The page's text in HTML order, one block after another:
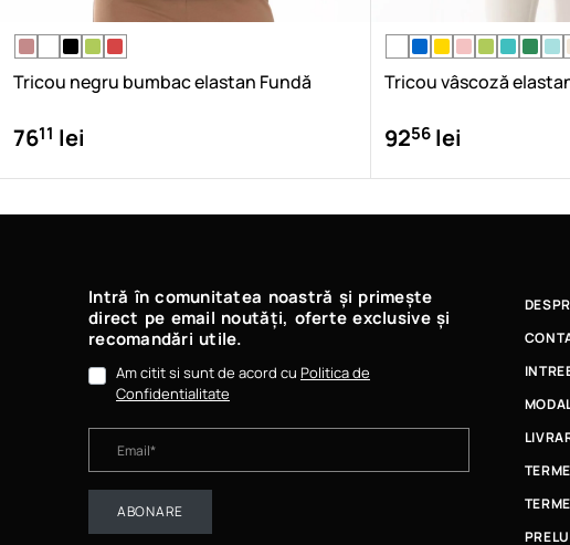
Tricou negru bumbac elastan Fundă
7611 lei
Tricou vâscoză
9256lei
Intră în comunitatea noastră și primește
direct pe email noutăți, oferte exclusive și
recomandări utile.
Am citit si sunt de acord cu Politica de
Confidentialitate
ABONARE